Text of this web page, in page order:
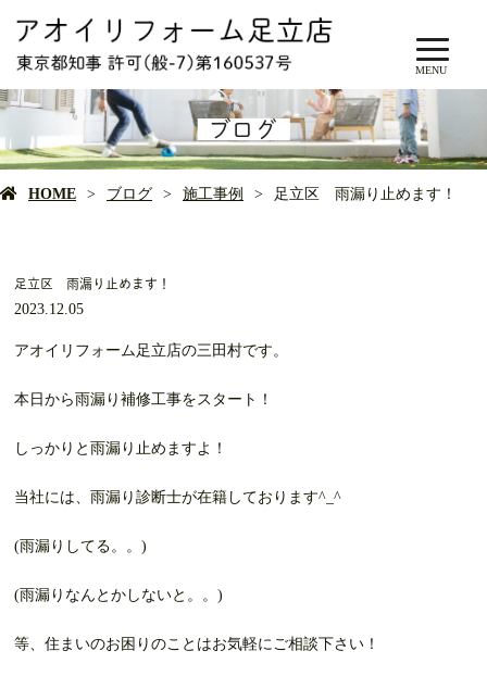
MENU
ブログ
HOME ブログ 施工事例 足立区 雨漏り止めます！
足立区 雨漏り止めます！
2023.12.05
アオイリフォーム足立店の三田村です。
本日から雨漏り補修工事をスタート！
しっかりと雨漏り止めますよ！
当社には、雨漏り診断士が在籍しております^_^
(雨漏りしてる。。)
(雨漏りなんとかしないと。。)
等、住まいのお困りのことはお気軽にご相談下さい！